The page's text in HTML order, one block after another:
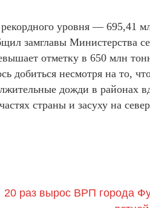
уровня — 695,41
замглавы Министерства
отметку в 650 млн
добиться несмотря на то,
дожди в районах
страны и засуху на
20 раз вырос ВРП города